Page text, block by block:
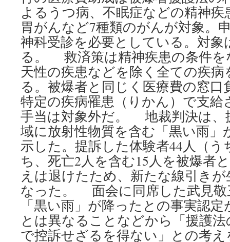
よるうつ病、不眠症などの精神
胃がんなど7種類のがんが対象。
神科受診を必要としている。対象
る。 救済策は精神疾患の条件を
天性の疾患などを除く全ての疾
る。被爆者と同じく医療費の窓
特定の疾病罹患（りかん）で支給
手当は対象外だ。 地裁判決は、
域に放射性物質を含む「黒い雨」
示した。提訴した体験者44人（う
ち、死亡2人を含む15人を被爆者
えは退けたため、新たな線引き
なった。 面会に同席した武見敬
「黒い雨」が降ったとの事実認
とは異なることなどから「援護
で控訴せざるを得ない」との考